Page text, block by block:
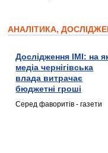
АНАЛІТИКА,
Дослідження ІМІ: на
медіа чернігівська
влада витрачає
бюджетні гроші
Серед фаворитів - газети